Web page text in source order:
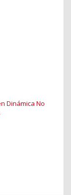
Dinámica No